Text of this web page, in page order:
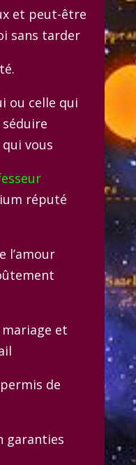
et peut-être
sans tarder
ou celle qui
vous
réputé
l’amour
et
de
garanties